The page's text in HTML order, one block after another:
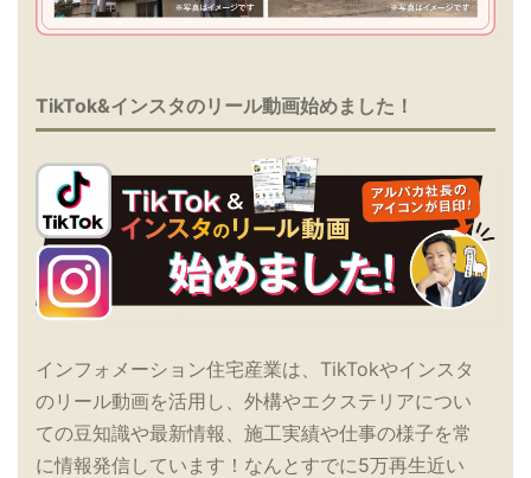
TikTok&インスタのリール動画始めました！
インフォメーション住宅産業は、TikTokやインスタ
のリール動画を活用し、外構やエクステリアについ
ての豆知識や最新情報、施工実績や仕事の様子を常
に情報発信しています！なんとすでに5万再生近い